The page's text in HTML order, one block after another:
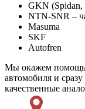
GKN (Spidan,
NTN-SNR –
Masuma
SKF
Autofren
Мы окажем помощь
автомобиля и
качественные